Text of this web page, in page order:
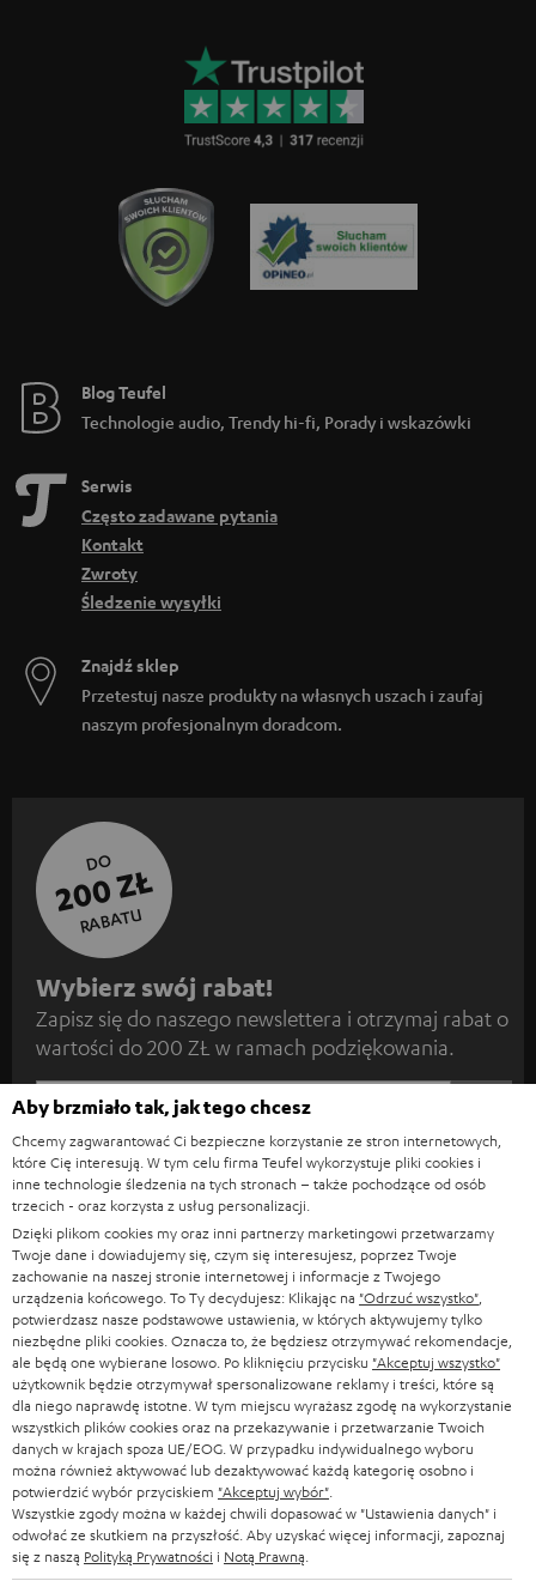
Blog Teufel
Technologie audio, Trendy hi-fi, Porady i wskazówki
Serwis
Często zadawane pytania
Kontakt
Zwroty
Śledzenie wysyłki
Znajdź sklep
Przetestuj nasze produkty na własnych uszach i zaufaj
naszym profesjonalnym doradcom.
DO
200 ZŁ
RABATU
Z
a
p
i
s
z
s
i
ę
d
o
n
e
w
s
l
e
Wybierz swój rabat!
Zapisz się do naszego newslettera i otrzymaj rabat o
wartości do 200 ZŁ w ramach podziękowania.
WIDGET
Kategorie
KINO DOMOWE
KOMPLETNE SYSTEMY
SOUNDBARY
Firma
WSPARCIE
KARIERA
Sklepy internetowe Teufel
NIEMCY
Aby brzmiało tak, jak tego chcesz
Chcemy zagwarantować Ci bezpieczne korzystanie ze stron internetowych,
które Cię interesują. W tym celu firma Teufel wykorzystuje pliki cookies i
inne technologie śledzenia na tych stronach – także pochodzące od osób
trzecich - oraz korzysta z usług personalizacji.
Dzięki plikom cookies my oraz inni partnerzy marketingowi przetwarzamy
Twoje dane i dowiadujemy się, czym się interesujesz, poprzez Twoje
zachowanie na naszej stronie internetowej i informacje z Twojego
urządzenia końcowego. To Ty decydujesz: Klikając na "Odrzuć wszystko"
potwierdzasz nasze podstawowe ustawienia, w których aktywujemy tylko
niezbędne pliki cookies. Oznacza to, że będziesz otrzymywać rekomendacje,
ale będą one wybierane losowo. Po kliknięciu przycisku "Akceptuj wszystko"
użytkownik będzie otrzymywał spersonalizowane reklamy i treści, które są
dla niego naprawdę istotne. W tym miejscu wyrażasz zgodę na wykorzystanie
wszystkich plików cookies oraz na przekazywanie i przetwarzanie Twoich
danych w krajach spoza UE/EOG. W przypadku indywidualnego wyboru
można również aktywować lub dezaktywować każdą kategorię osobno i
potwierdzić wybór przyciskiem "Akceptuj wybór"
Wszystkie zgody można w każdej chwili dopasować w "Ustawienia danych" i
odwołać ze skutkiem na przyszłość. Aby uzyskać więcej informacji, zapoznaj
się z naszą Polityką Prywatności i Notą Prawną